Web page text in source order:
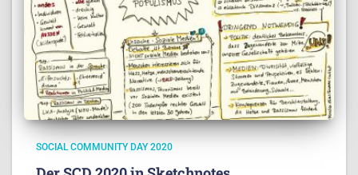
SOCIAL COMMUNITY DAY 2020